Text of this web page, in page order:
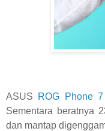
ASUS ROG Phone 7
Sementara beratnya
dan mantap